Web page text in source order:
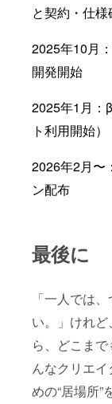
と契約・仕様
2025年10月
開発開始
2025年1月：
ト利用開始）
2026年2月〜
ン配布
最後に
「一人では
い。」けれ
ら、どこま
んなクリエ
めの“居場所”